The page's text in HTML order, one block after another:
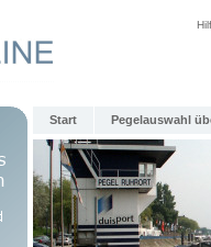
Start Pegelauswahl